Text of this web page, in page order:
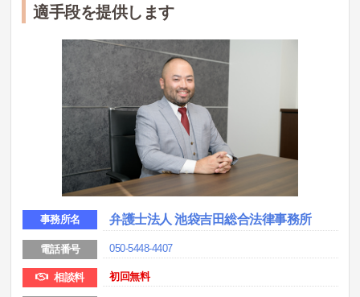
適手段を提供します
事務所名 弁護士法人 池袋吉田総合法律事務所
電話番号 050-5448-4407
相談料 初回無料